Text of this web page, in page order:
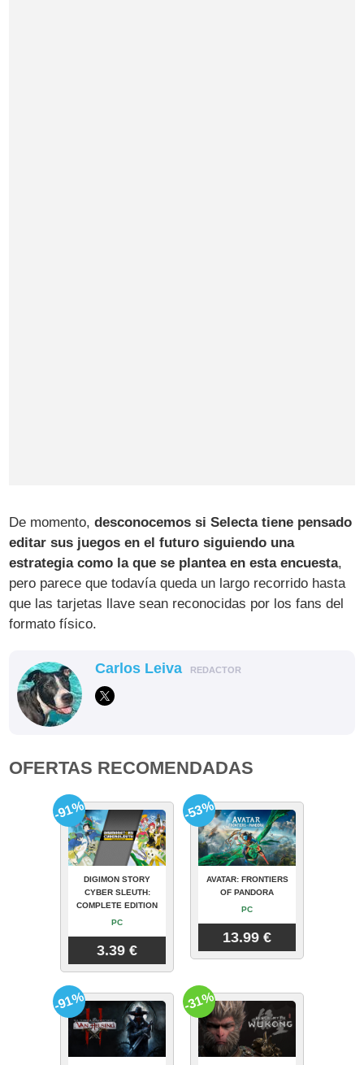
De momento,desconocemos si Selecta tiene pensado
editar sus juegos en el futuro siguiendo una
estrategia como la que se plantea en esta encuesta,
pero parece que todavía queda un largo recorrido hasta
que las tarjetas llave sean reconocidas por los fans del
formato físico.
Carlos Leiva REDACTOR
OFERTAS RECOMENDADAS
DIGIMON STORY
CYBER SLEUTH:
COMPLETE EDITION
PC
3.39 €
-91%
AVATAR: FRONTIERS
OF PANDORA
PC
13.99 €
-53%
-91% -31%